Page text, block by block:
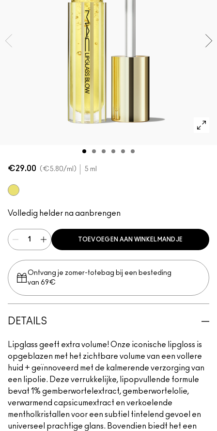
Foundation Finder
SHOP ALLES GEZICHT
SHOP ALLE BORSTELS
€29.00 €5.80/ml 5 ml
Volledig helder na aanbrengen
TOEVOEGEN AAN WINKELMANDJE
Ontvang je zomer-totebag bij een besteding
van 69€
DETAILS
Lipglass geeft extra volume! Onze iconische lipgloss is
opgeblazen met het zichtbare volume van een vollere
huid + geïnnoveerd met de kalmerende verzorging van
een lipolie. Deze verrukkelijke, lipopvullende formule
bevat 1% gemberwortelextract, gemberwortelolie,
verwarmend capsicumextract en verkoelende
mentholkristallen voor een subtiel tintelend gevoel en
universeel prachtige glans. Bovendien biedt het een